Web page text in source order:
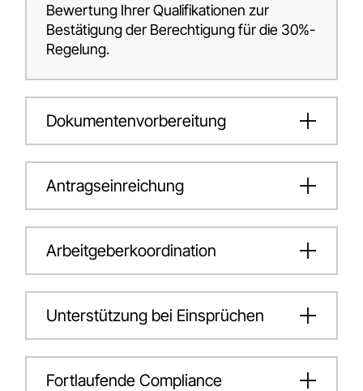
Bewertung Ihrer Qualifikationen zur
Bestätigung der Berechtigung für die 30%-
Regelung.
Dokumentenvorbereitung
Antragseinreichung
Arbeitgeberkoordination
Unterstützung bei Einsprüchen
Fortlaufende Compliance